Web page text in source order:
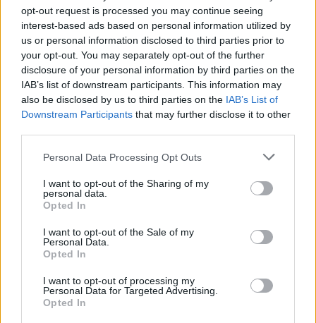
opt-out request is processed you may continue seeing
interest-based ads based on personal information utilized by
us or personal information disclosed to third parties prior to
your opt-out. You may separately opt-out of the further
disclosure of your personal information by third parties on the
IAB’s list of downstream participants. This information may
also be disclosed by us to third parties on the IAB’s List of
Downstream Participants that may further disclose it to other
Personal Data Processing Opt Outs
I want to opt-out of the Sharing of my
personal data.
Opted In
I want to opt-out of the Sale of my
Personal Data.
Opted In
I want to opt-out of processing my
Personal Data for Targeted Advertising.
Opted In
13:42 / 28/12/2021 schedule 22:36 / 17/12/2021
Formacionet zyrtare
Porto-Atl Madrid (FOTO
19:55 / 07/12/2021
Milan dhe Liverpool i
mbyllin pjesët e para në
schedule 21:49 / 24/11/2021